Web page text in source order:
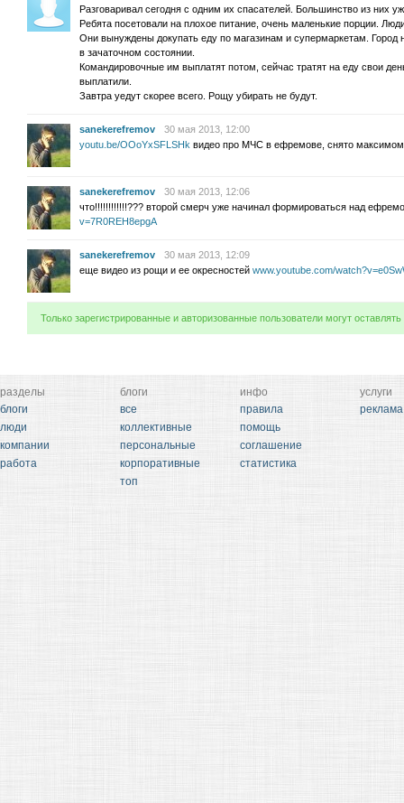
Разговаривал сегодня с одним их спасателей. Большинство из них
Ребята посетовали на плохое питание, очень маленькие порции.
Они вынуждены докупать еду по магазинам и супермаркетам. Город
в зачаточном состоянии.
Командировочные им выплатят потом, сейчас тратят на еду свои
выплатили.
Завтра уедут скорее всего. Рощу убирать не будут.
sanekerefremov
30 мая 2013, 12:00
youtu.be/OOoYxSFLSHk видео про МЧС в ефремове, снято
sanekerefremov
30 мая 2013, 12:06
что!!!!!!!!!!!!??? второй смерч уже начинал формироваться над
v=7R0REH8epgA
sanekerefremov
30 мая 2013, 12:09
еще видео из рощи и ее окресностей www.youtube.com/
Только зарегистрированные и авторизованные пользователи могут
разделы
блоги
люди
компании
работа
блоги
все
коллективные
персональные
корпоративные
топ
инфо
правила
помощь
соглашение
статистика
услуги
реклама